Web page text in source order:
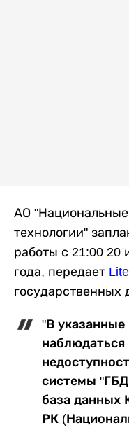
АО
технологии"
работы с 21:00 20
года, передает
"В
наблюдаться
системы
база данных
РК